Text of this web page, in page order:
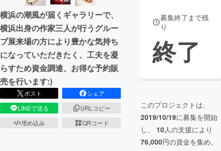
横浜の潮風が届くギャラリーで、
横浜出身の作家三人が行うグルー
プ展来場の方により豊かな気持ち
になっていただきたく、工夫を凝
らすため資金調達、お得な予約販
売を行います:)
ポスト
シェア
LINEで送る
URLコピー
埋め込み
QRコード
募集終了まで残
り
終了
このプロジェクトは、
2019/10/19に募集を開始
し、 10人の支援により
76,000円の資金を集め、